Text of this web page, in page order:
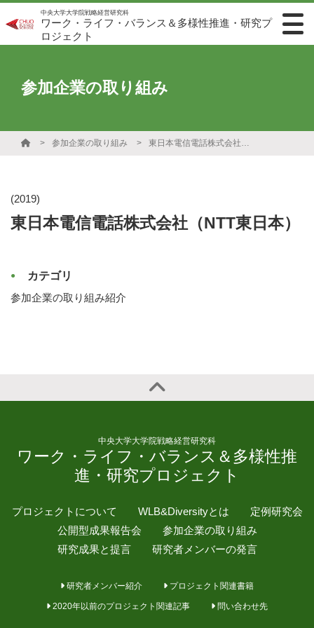
中央大学大学院戦略経営研究科
ワーク・ライフ・バランス＆多様性推進・研究プ
ロジェクト
参加企業の取り組み
参加企業の取り組み 東日本電信電話株式会社（NTT東日本）
(2019)
東日本電信電話株式会社（NTT東日本）
カテゴリ
参加企業の取り組み紹介
中央大学大学院戦略経営研究科
ワーク・ライフ・バランス＆多様性推
進・研究プロジェクト
プロジェクトについて WLB&Diversityとは
定例研究会
公開型成果報告会
参加企業の取り組み
研究成果と提言
研究者メンバーの発言
研究者メンバー紹介 プロジェクト関連書籍
2020年以前のプロジェクト関連記事 問い合わせ先